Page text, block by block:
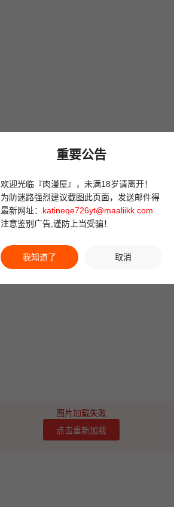
点击重新加载
图片加载失败
点击重新加载
重要公告
欢迎光临『肉漫屋』，未满18岁请离开！
为防迷路强烈建议截图此页面，发送邮件得
最新网址： katineqe726yt@maaliikk.com
注意鉴别广告,谨防上当受骗！
我知道了 取消